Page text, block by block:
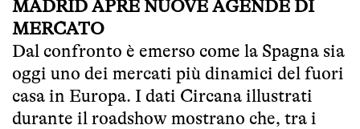
MADRID APRE NUOVE AGENDE DI
MERCATO
Dal confronto è emerso come la Spagna sia
oggi uno dei mercati più dinamici del fuori
casa in Europa. I dati Circana illustrati
durante il roadshow mostrano che, tra i